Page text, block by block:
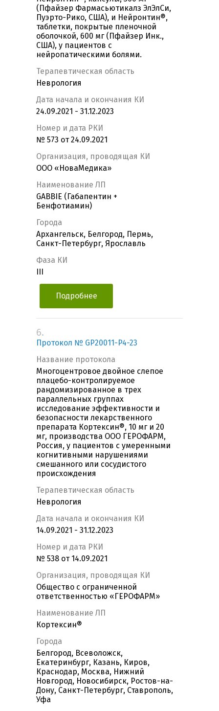
(Пфайзер Фармасьютикалз ЭлЭлСи,
Пуэрто-Рико, США), и Нейронтин®,
таблетки, покрытые пленочной
оболочкой, 600 мг (Пфайзер Инк.,
США), у пациентов с
нейропатическими болями.
Терапевтическая область
Неврология
Дата начала и окончания КИ
24.09.2021 - 31.12.2023
Номер и дата РКИ
№ 573 от 24.09.2021
Организация, проводящая КИ
ООО «НоваМедика»
Наименование ЛП
GABBIE (Габапентин +
Бенфотиамин)
Города
Архангельск, Белгород, Пермь,
Санкт-Петербург, Ярославль
Фаза КИ
Подробнее
6.
Протокол № GP20011-P4-23
Название протокола
Многоцентровое двойное слепое
плацебо-контролируемое
рандомизированное в трех
параллельных группах
исследование эффективности и
безопасности лекарственного
препарата Кортексин®, 10 мг и 20
мг, производства ООО ГЕРОФАРМ,
Россия, у пациентов с умеренными
когнитивными нарушениями
смешанного или сосудистого
происхождения
Терапевтическая область
Неврология
Дата начала и окончания КИ
14.09.2021 - 31.12.2023
Номер и дата РКИ
№ 538 от 14.09.2021
Организация, проводящая КИ
Общество с ограниченной
ответственностью «ГЕРОФАРМ»
Наименование ЛП
Кортексин®
Города
Белгород, Всеволожск,
Екатеринбург, Казань, Киров,
Краснодар, Москва, Нижний
Новгород, Новосибирск, Ростов-на-
Дону, Санкт-Петербург, Ставрополь,
Уфа